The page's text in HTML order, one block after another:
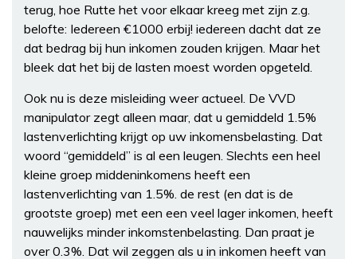
terug, hoe Rutte het voor elkaar kreeg met zijn z.g.
belofte: Iedereen €1000 erbij! iedereen dacht dat ze
dat bedrag bij hun inkomen zouden krijgen. Maar het
bleek dat het bij de lasten moest worden opgeteld.
Ook nu is deze misleiding weer actueel. De VVD
manipulator zegt alleen maar, dat u gemiddeld 1.5%
lastenverlichting krijgt op uw inkomensbelasting. Dat
woord “gemiddeld” is al een leugen. Slechts een heel
kleine groep middeninkomens heeft een
lastenverlichting van 1.5%. de rest (en dat is de
grootste groep) met een een veel lager inkomen, heeft
nauwelijks minder inkomstenbelasting. Dan praat je
over 0.3%. Dat wil zeggen als u in inkomen heeft van